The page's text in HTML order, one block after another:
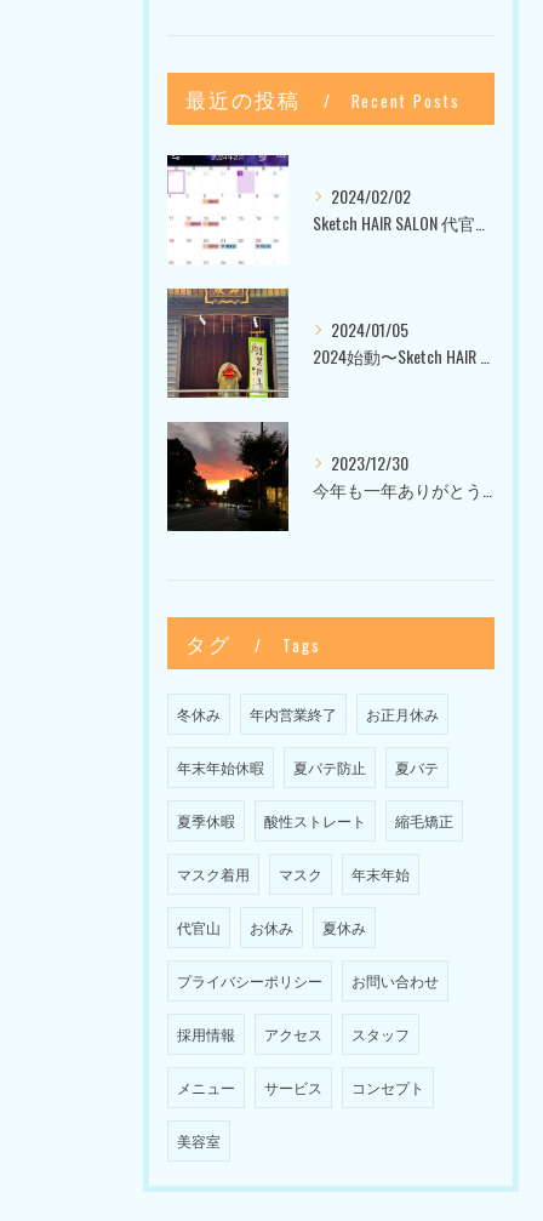
最近の投稿 Recent Posts
2024/02/02
2024/01/05
2023/12/30
タグ Tags
冬休み 年内営業終了 お正月休み
年末年始休暇 夏バテ防止 夏バテ
夏季休暇 酸性ストレート 縮毛矯正
マスク着用 マスク 年末年始
代官山 お休み 夏休み
プライバシーポリシー お問い合わせ
採用情報 アクセス スタッフ
メニュー サービス コンセプト
美容室